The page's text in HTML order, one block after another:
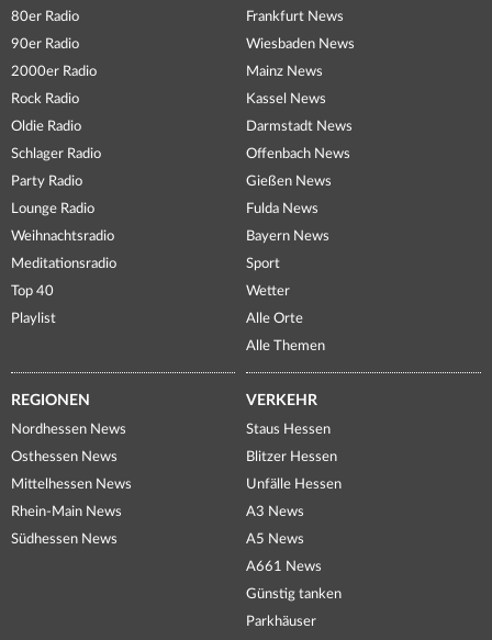
80er Radio
90er Radio
2000er Radio
Rock Radio
Oldie Radio
Schlager Radio
Party Radio
Lounge Radio
Weihnachtsradio
Meditationsradio
Top 40
Playlist
Frankfurt News
Wiesbaden News
Mainz News
Kassel News
Darmstadt News
Offenbach News
Gießen News
Fulda News
Bayern News
Sport
Wetter
Alle Orte
Alle Themen
REGIONEN
Nordhessen News
Osthessen News
Mittelhessen News
Rhein-Main News
Südhessen News
VERKEHR
Staus Hessen
Blitzer Hessen
Unfälle Hessen
A3 News
A5 News
A661 News
Günstig tanken
Parkhäuser